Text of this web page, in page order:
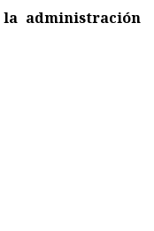
administración